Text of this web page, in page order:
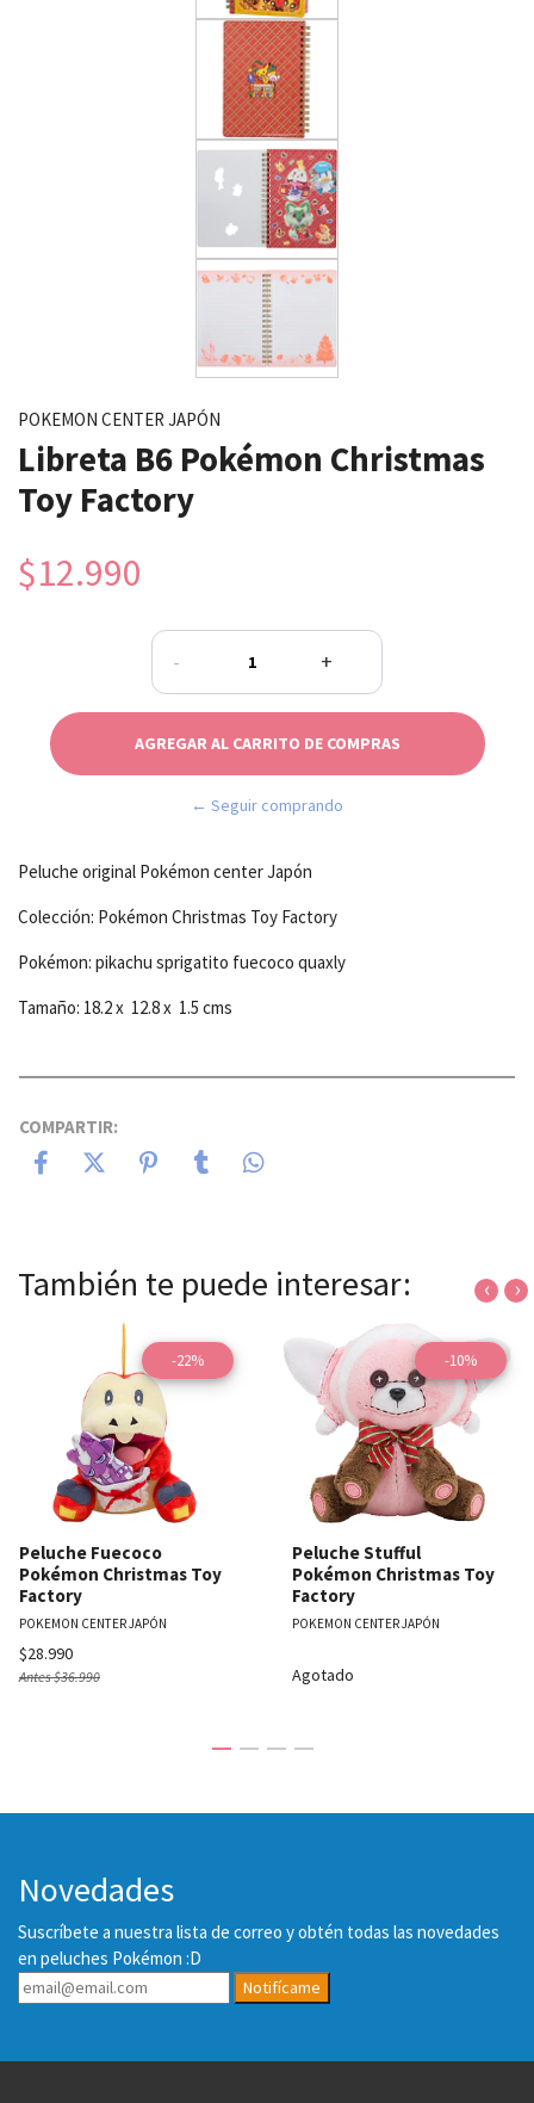
POKEMON CENTER JAPÓN
Libreta B6 Pokémon Christmas
Toy Factory
$12.990
- +
← Seguir comprando
Peluche original Pokémon center Japón
Colección: Pokémon Christmas Toy Factory
Pokémon: pikachu sprigatito fuecoco quaxly
Tamaño: 18.2 x 12.8 x 1.5 cms
COMPARTIR:
También te puede interesar:
-22%
Peluche Fuecoco
Pokémon Christmas Toy
Factory
POKEMON CENTER JAPÓN
$28.990
Antes$36.990
-10%
Peluche Stufful
Pokémon Christmas Toy
Factory
POKEMON CENTER JAPÓN
Agotado
‹ ›
Novedades
Suscríbete a nuestra lista de correo y obtén todas las novedades
en peluches Pokémon :D
Notifícame